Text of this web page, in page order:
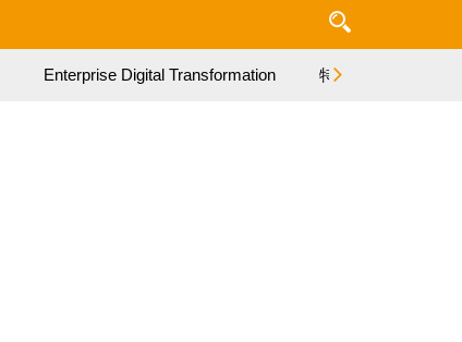
Enterprise Digital Transformation 特集